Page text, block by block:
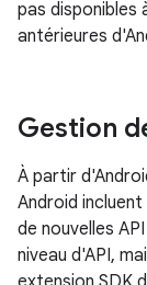
pas disponibles
antérieures
Gestion
À partir
Android
de nouvelles
niveau d'API,